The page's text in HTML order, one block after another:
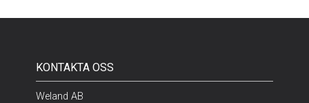
KONTAKTA OSS
Weland AB